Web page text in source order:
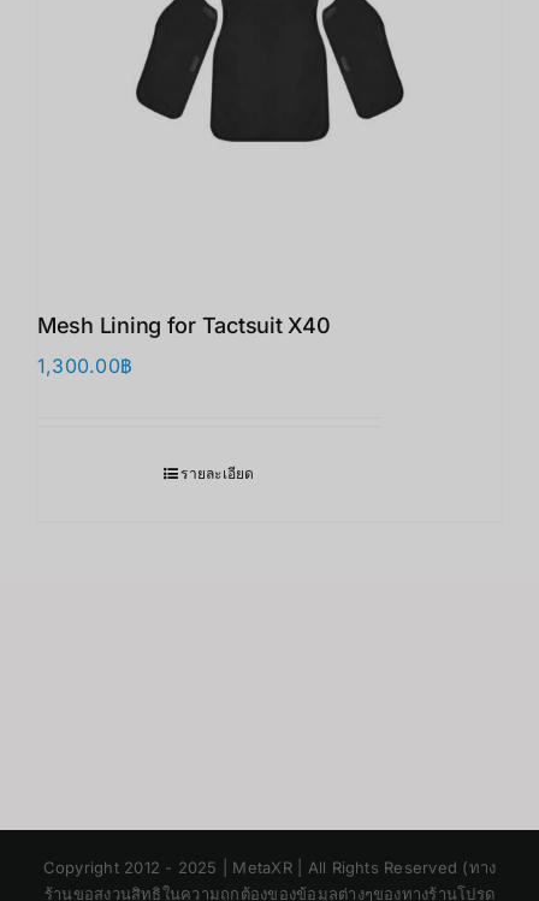
Mesh Lining for Tactsuit X40
1,300.00฿
รายละเอียด
Copyright 2012 - 2025 | MetaXR | All Rights Reserved (ทาง
ร้านขอสงวนสิทธิในความถูกต้องของข้อมูลต่างๆของทางร้านโปรด